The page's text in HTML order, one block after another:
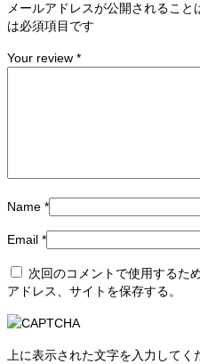
メールアドレスが公開されること
は必須項目です
Your review *
Name *
Email *
次回のコメントで使用するた
アドレス、サイトを保存する。
上に表示された文字を入力してく